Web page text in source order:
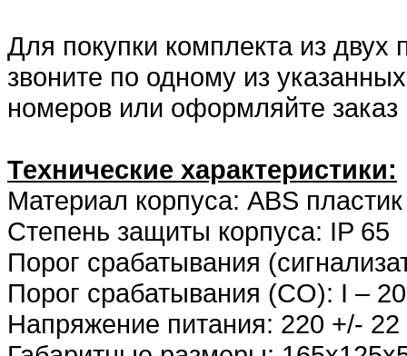
Для покупки комплекта из
звоните по одному из
номеров или оформляйте заказ
Технические характеристики:
Материал корпуса: ABS пластик
Степень защиты корпуса: IP 65
Порог срабатывания
Порог срабатывания (CO): I –
Напряжение питания: 220 +/-